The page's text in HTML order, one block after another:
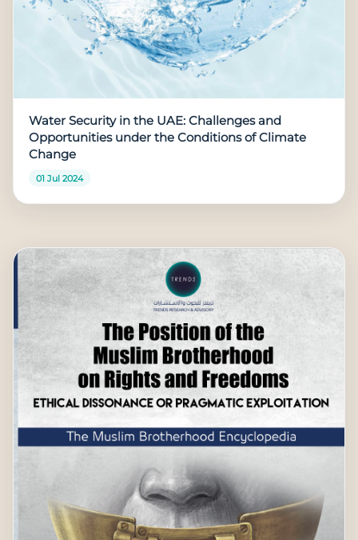
Water Security in the UAE: Challenges and
Opportunities under the Conditions of Climate
Change
01 Jul 2024